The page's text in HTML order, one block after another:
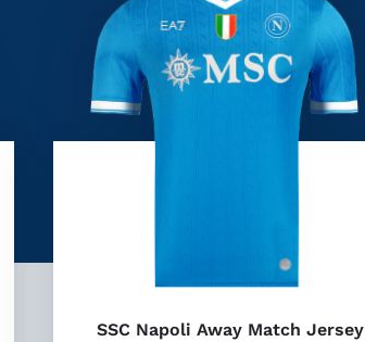
SSC Napoli Away Match Jersey